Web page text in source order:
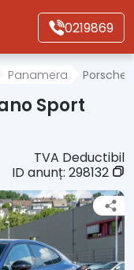
0219869
Panamera Porsche
Sport
TVA Deductibil
ID anunț: 298132